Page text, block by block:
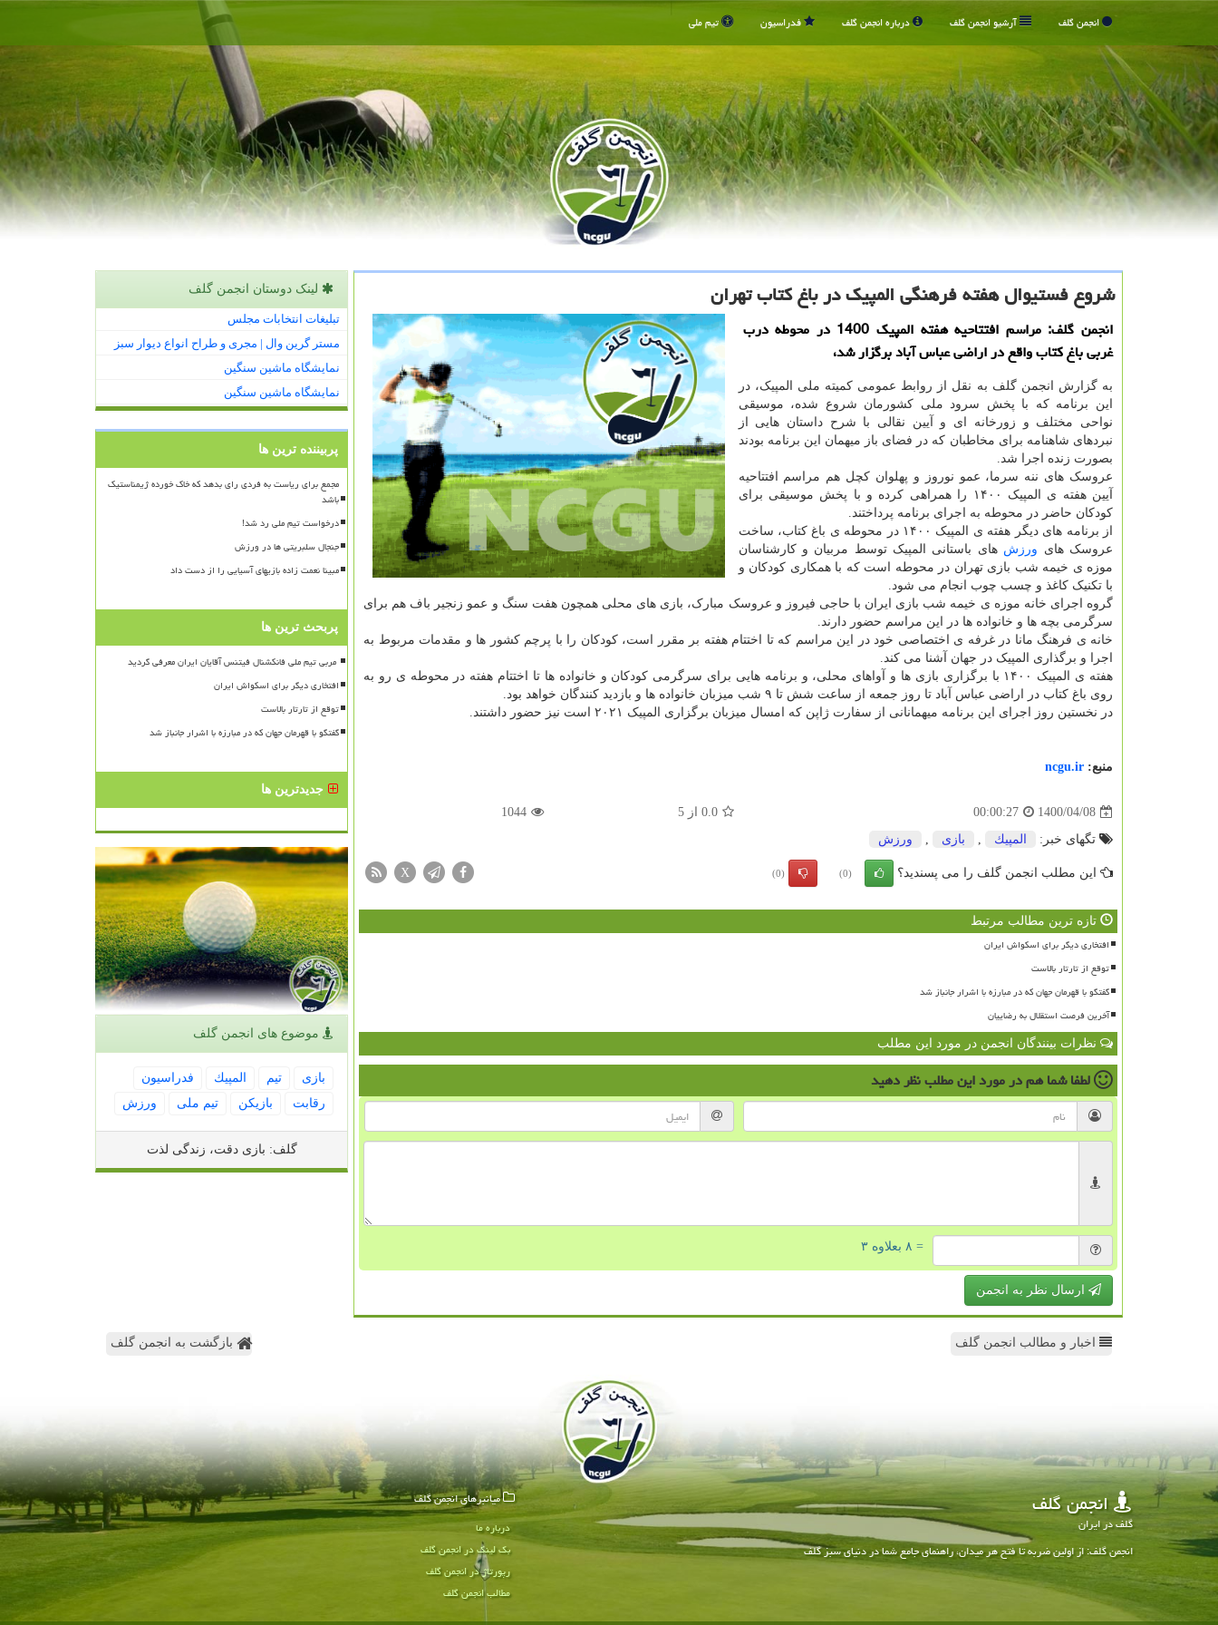
انجمن گلف آرشیو انجمن گلف درباره انجمن گلف فدراسیون تیم ملی
شروع فستیوال هفته فرهنگی المپیك در باغ كتاب تهران
انجمن گلف: مراسم افتتاحیه هفته المپیک 1400 در محوطه درب
غربی باغ کتاب واقع در اراضی عباس آباد برگزار شد،
به گزارش انجمن گلف به نقل از روابط عمومی کمیته ملی المپیک، در
این برنامه که با پخش سرود ملی کشورمان شروع شده، موسیقی
نواحی مختلف و زورخانه ای و آیین نقالی با شرح داستان هایی از
نبردهای شاهنامه برای مخاطبان که در فضای باز میهمان این برنامه بودند
بصورت زنده اجرا شد.
عروسک های ننه سرما، عمو نوروز و پهلوان کچل هم مراسم افتتاحیه
آیین هفته ی المپیک ۱۴۰۰ را همراهی کرده و با پخش موسیقی برای
کودکان حاضر در محوطه به اجرای برنامه پرداختند.
از برنامه های دیگر هفته ی المپیک ۱۴۰۰ در محوطه ی باغ کتاب، ساخت
عروسک های ورزش های باستانی المپیک توسط مربیان و کارشناسان
موزه ی خیمه شب بازی تهران در محوطه است که با همکاری کودکان و
با تکنیک کاغذ و چسب چوب انجام می شود.
گروه اجرای خانه موزه ی خیمه شب بازی ایران با حاجی فیروز و عروسک مبارک، بازی های محلی همچون هفت سنگ و عمو زنجیر باف هم برای
سرگرمی بچه ها و خانواده ها در این مراسم حضور دارند.
خانه ی فرهنگ مانا در غرفه ی اختصاصی خود در این مراسم که تا اختتام هفته بر مقرر است، کودکان را با پرچم کشور ها و مقدمات مربوط به
اجرا و برگذاری المپیک در جهان آشنا می کند.
هفته ی المپیک ۱۴۰۰ با برگزاری بازی ها و آواهای محلی، و برنامه هایی برای سرگرمی کودکان و خانواده ها تا اختتام هفته در محوطه ی رو به
روی باغ کتاب در اراضی عباس آباد تا روز جمعه از ساعت شش تا ۹ شب میزبان خانواده ها و بازدید کنندگان خواهد بود.
در نخستین روز اجرای این برنامه میهمانانی از سفارت ژاپن که امسال میزبان برگزاری المپیک ۲۰۲۱ است نیز حضور داشتند.
منبع: ncgu.ir
1400/04/08
00:00:27
0.0 از5
1044
تگهای خبر: المپیك , بازی , ورزش
این مطلب انجمن گلف را می پسندید؟ (0)
(0)
X
تازه ترین مطالب مرتبط
افتخاری دیگر برای اسکواش ایران
توقع از تارتار بالاست
گفتگو با قهرمان جهان که در مبارزه با اشرار جانباز شد
آخرین فرصت استقلال به رضاییان
نظرات بینندگان انجمن در مورد این مطلب
لطفا شما همدر مورد این مطلبنظر دهید
= ۸ بعلاوه ۳
ارسال نظر به انجمن
لینک دوستان انجمن گلف
تبلیغات انتخابات مجلس
مستر گرین وال | مجری و طراح انواع دیوار سبز
نمایشگاه ماشین سنگین
نمایشگاه ماشین سنگین
پربیننده ترین ها
مجمع برای ریاست به فردی رای بدهد که خاک خورده ژیمناستیک
باشد
درخواست تیم ملی رد شد!
جنجال سلبریتی ها در ورزش
مبینا نعمت زاده بازیهای آسیایی را از دست داد
پربحث ترین ها
افتخاری دیگر برای اسکواش ایران
توقع از تارتار بالاست
گفتگو با قهرمان جهان که در مبارزه با اشرار جانباز شد
جدیدترین ها
موضوع های انجمن گلف
بازی تیم المپیك
فدراسیون
رقابت
بازیكن تیم ملی ورزش
گلف: بازی دقت، زندگی لذت
اخبار و مطالب انجمن گلف بازگشت به انجمن گلف
انجمن گلف
گلف در ایران
انجمن گلف: از اولین ضربه تا فتح هر میدان، راهنمای جامع شما در دنیای سبز گلف
میانبرهای انجمن گلف
درباره ما
بک لینک در انجمن گلف
رپورتاژ در انجمن گلف
مطالب انجمن گلف